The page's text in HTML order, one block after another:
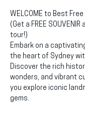
WELCOME to Best
(Get a FREE
tour!)
Embark on a
the heart of Sydney
Discover the rich
wonders, and vibrant
you explore iconic
gems.